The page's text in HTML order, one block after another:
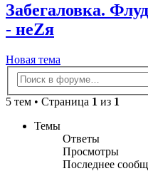
Забегаловка.
- неZя
Новая тема
5 тем • Страница 1 из 1
Темы
Ответы
Просмотры
Последнее